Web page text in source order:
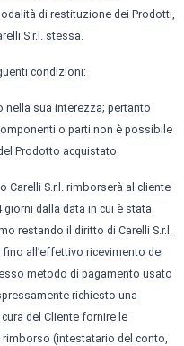
di restituzione dei Prodotti,
S.r.l. stessa.
condizioni:
nella sua interezza; pertanto
o parti non è possibile
Prodotto acquistato.
Carelli S.r.l. rimborserà al cliente
giorni dalla data in cui è stata
restando il diritto di Carelli S.r.l.
all’effettivo ricevimento dei
metodo di pagamento usato
richiesto una
del Cliente fornire le
(intestatario del conto,